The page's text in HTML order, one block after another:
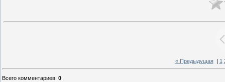
« Предыдущая| 1
Всего комментариев: 0